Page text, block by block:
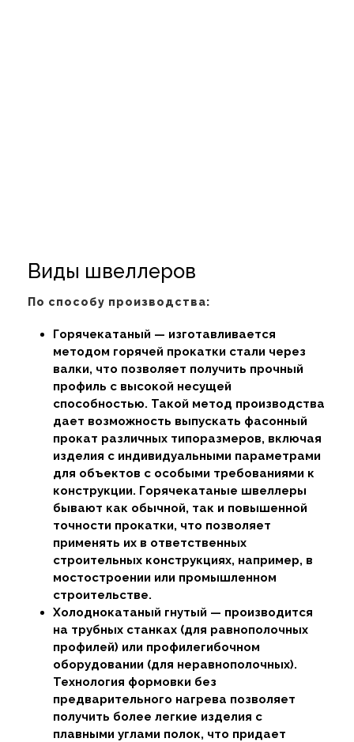
Виды швеллеров
По способу производства:
Горячекатаный — изготавливается
методом горячей прокатки стали через
валки, что позволяет получить прочный
профиль с высокой несущей
способностью. Такой метод производства
дает возможность выпускать фасонный
прокат различных типоразмеров, включая
изделия с индивидуальными параметрами
для объектов с особыми требованиями к
конструкции. Горячекатаные швеллеры
бывают как обычной, так и повышенной
точности прокатки, что позволяет
применять их в ответственных
строительных конструкциях, например, в
мостостроении или промышленном
строительстве.
Холоднокатаный гнутый — производится
на трубных станках (для равнополочных
профилей) или профилегибочном
оборудовании (для неравнополочных).
Технология формовки без
предварительного нагрева позволяет
получить более легкие изделия с
плавными углами полок, что придает